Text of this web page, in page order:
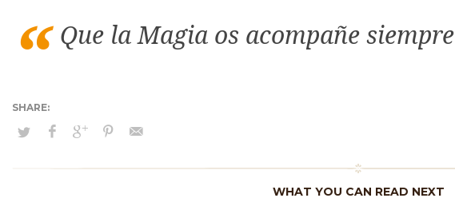
Que la Magia os acompañe siempre
WHAT YOU CAN READ NEXT